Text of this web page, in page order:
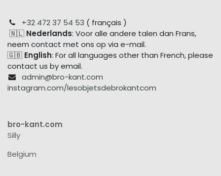
+32 472 37 54 53 ( français )
🇳🇱 Nederlands: Voor alle andere talen dan Frans,
neem contact met ons op via e-mail.
🇬🇧 English: For all languages other than French, please
contact us by email.
admin@bro-kant.com
instagram.com/lesobjetsdebrokantcom
bro-kant.com
Silly
Belgium